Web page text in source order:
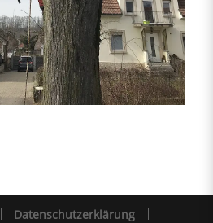
Datenschutzerklärung